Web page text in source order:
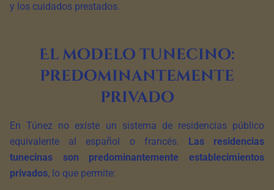
y los cuidados prestados.
El modelo tunecino:
predominantemente
privado
En Túnez no existe un sistema de residencias público
equivalente al español o francés. Las residencias
tunecinas son predominantemente establecimientos
privados, lo que permite: